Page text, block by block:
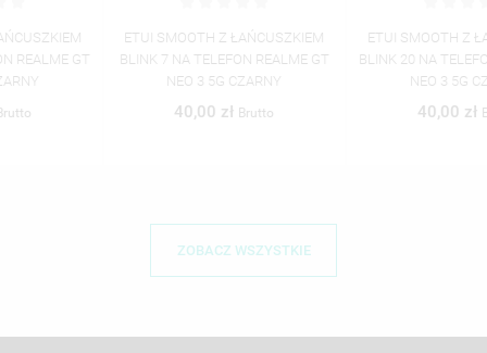
ETUI SMOOTH Z ŁAŃCUSZKIEM
BLINK 7 NA TELEFON REALME GT
NEO 3 5G CZARNY
ETUI SMOOTH Z ŁAŃCUSZKIEM
BLINK 20 NA TELEFON REALME GT
NEO 3 5G CZARNY
ZOBACZ WSZYSTKIE